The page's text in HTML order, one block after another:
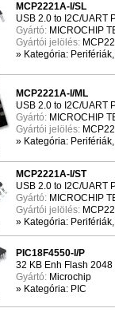
MCP2221A-I/SL
USB 2.0 to I2C/UART
Gyártó: MICROCHIP
Gyártói jelölés:
» Kategória:
MCP2221A-I/ML
USB 2.0 to I2C/UART
Gyártó: MICROCHIP
Gyártói jelölés:
» Kategória:
MCP2221A-I/ST
USB 2.0 to I2C/UART
Gyártó: MICROCHIP
Gyártói jelölés:
» Kategória:
PIC18F4550-I/P
32 KB Enh Flash
Gyártó: Microchip
» Kategória: PIC